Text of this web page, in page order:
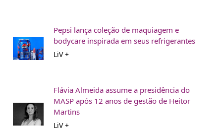
Pepsi lança coleção de maquiagem e
bodycare inspirada em seus refrigerantes
LiV +
Flávia Almeida assume a presidência do
MASP após 12 anos de gestão de Heitor
Martins
LiV +